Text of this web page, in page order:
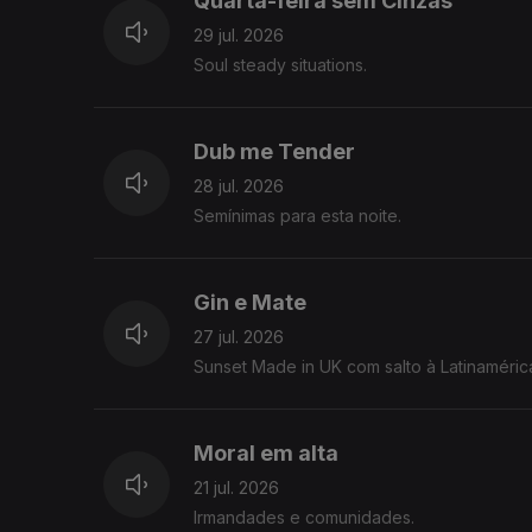
29 jul. 2026
Soul steady situations.
Dub me Tender
28 jul. 2026
Semínimas para esta noite.
Gin e Mate
27 jul. 2026
Sunset Made in UK com salto à
Moral em alta
21 jul. 2026
Irmandades e comunidades.